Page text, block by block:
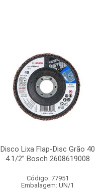
Disco Lixa Flap-Disc Grão 40
4.1/2” Bosch 2608619008
Código: 77951
Embalagem: UN/1